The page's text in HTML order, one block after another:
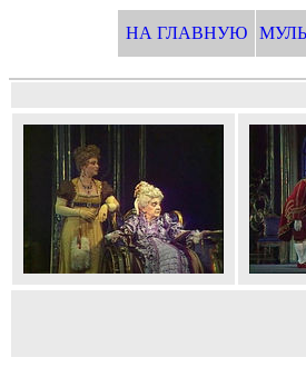
НА ГЛАВНУЮ